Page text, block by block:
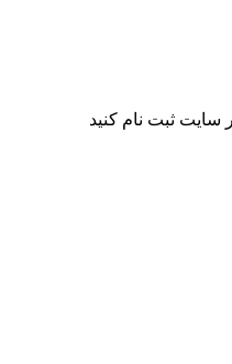
ثبت نام کنید